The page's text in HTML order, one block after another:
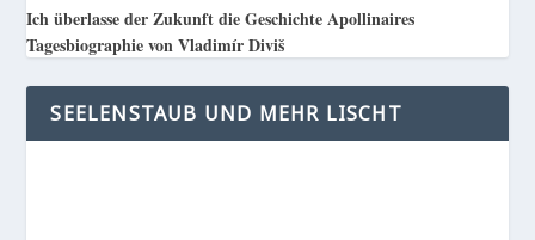
Ich überlasse der Zukunft die Geschichte Apollinaires
Tagesbiographie von Vladimír Diviš
SEELENSTAUB UND MEHR LISCHT